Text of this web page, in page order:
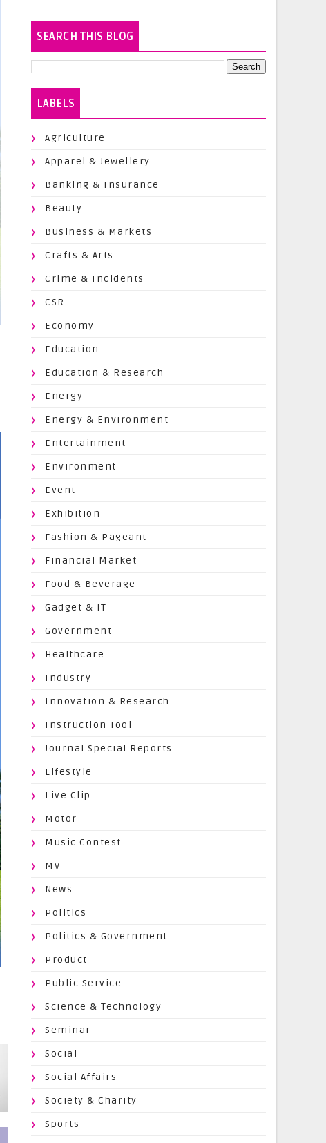
SEARCH THIS BLOG
LABELS
Agriculture
Apparel & Jewellery
Banking & Insurance
Beauty
Business & Markets
Crafts & Arts
Crime & Incidents
CSR
Economy
Education
Education & Research
Energy
Energy & Environment
Entertainment
Environment
Event
Exhibition
Fashion & Pageant
Financial Market
Food & Beverage
Gadget & IT
Government
Healthcare
Industry
Innovation & Research
Instruction Tool
Journal Special Reports
Lifestyle
Live Clip
Motor
Music Contest
MV
News
Politics
Politics & Government
Product
Public Service
Science & Technology
Seminar
Social
Social Affairs
Society & Charity
Sports